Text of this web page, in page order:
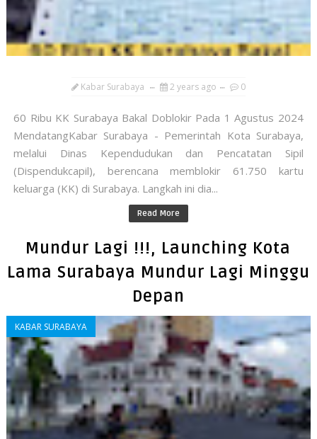
Kabar Surabaya 2 years ago 0
60 Ribu KK Surabaya Bakal Doblokir Pada 1 Agustus 2024
MendatangKabar Surabaya - Pemerintah Kota Surabaya,
melalui Dinas Kependudukan dan Pencatatan Sipil
(Dispendukcapil), berencana memblokir 61.750 kartu
keluarga (KK) di Surabaya. Langkah ini dia...
Read More
Mundur Lagi !!!, Launching Kota
Lama Surabaya Mundur Lagi Minggu
Depan
KABAR SURABAYA